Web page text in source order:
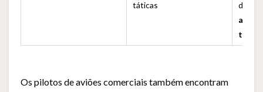
táticas
de
aos
Os pilotos de aviões comerciais também encontram